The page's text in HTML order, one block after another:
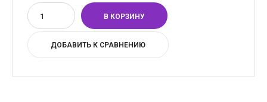
ДОБАВИТЬ К СРАВНЕНИЮ